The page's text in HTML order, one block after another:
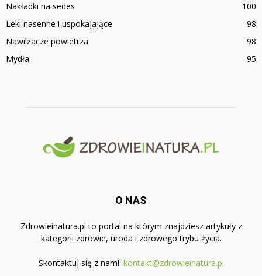
Nakładki na sedes
100
Leki nasenne i uspokajające
98
Nawilżacze powietrza
98
Mydła
95
O NAS
Zdrowieinatura.pl to portal na którym znajdziesz artykuły z
kategorii zdrowie, uroda i zdrowego trybu życia.
Skontaktuj się z nami: kontakt@zdrowieinatura.pl